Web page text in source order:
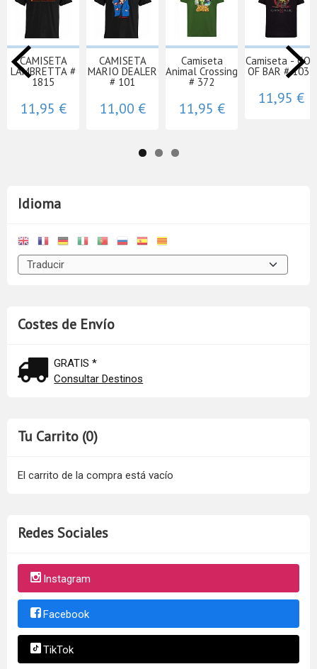
Idioma
Costes de Envío
GRATIS *
Consultar Destinos
Tu Carrito (0)
El carrito de la compra está vacío
Redes Sociales
Instagram
Facebook
TikTok
CAMISETA
LAMBRETTA #
1815
11,95 €
CAMISETA
MARIO DEALER
# 101
11,00 €
Camiseta
Animal Crossing
# 372
11,95 €
Camiseta - GOD
OF BAR # 1031
11,95 €